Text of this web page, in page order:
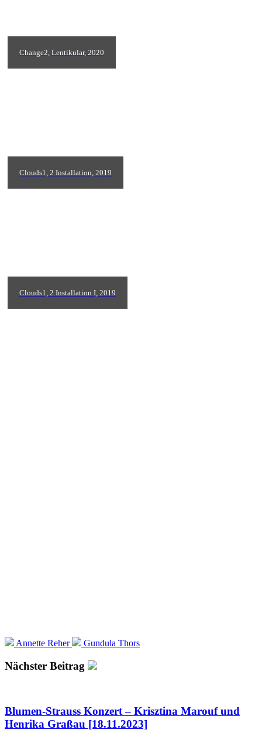
Change2, Lentikular, 2020
Clouds1, 2 Installation, 2019
Clouds1, 2 Installation I, 2019
Annette Reher Gundula Thors
Nächster Beitrag
Blumen-Strauss Konzert – Krisztina Marouf und
Henrika Graßau [18.11.2023]